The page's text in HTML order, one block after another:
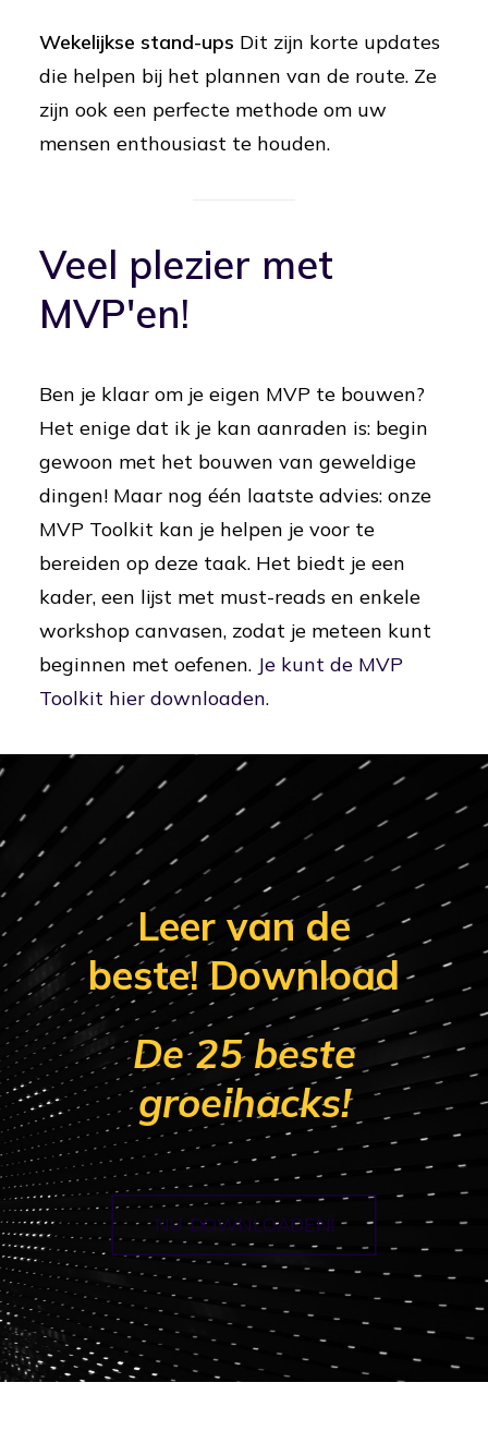
Wekelijkse stand-ups Dit zijn korte updates
die helpen bij het plannen van de route. Ze
zijn ook een perfecte methode om uw
mensen enthousiast te houden.
Veel plezier met
MVP'en!
Ben je klaar om je eigen MVP te bouwen?
Het enige dat ik je kan aanraden is: begin
gewoon met het bouwen van geweldige
dingen! Maar nog één laatste advies: onze
MVP Toolkit kan je helpen je voor te
bereiden op deze taak. Het biedt je een
kader, een lijst met must-reads en enkele
workshop canvasen, zodat je meteen kunt
beginnen met oefenen. Je kunt de MVP
Toolkit hier downloaden.
Leer van de
beste! Download
De 25 beste
groeihacks!
NU DOWNLOADEN!